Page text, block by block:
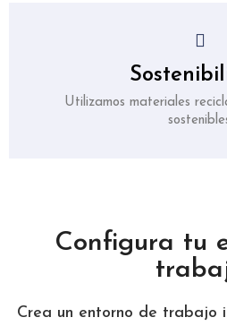
Utilizamos materiales
Configura tu
Crea un entorno de trabajo